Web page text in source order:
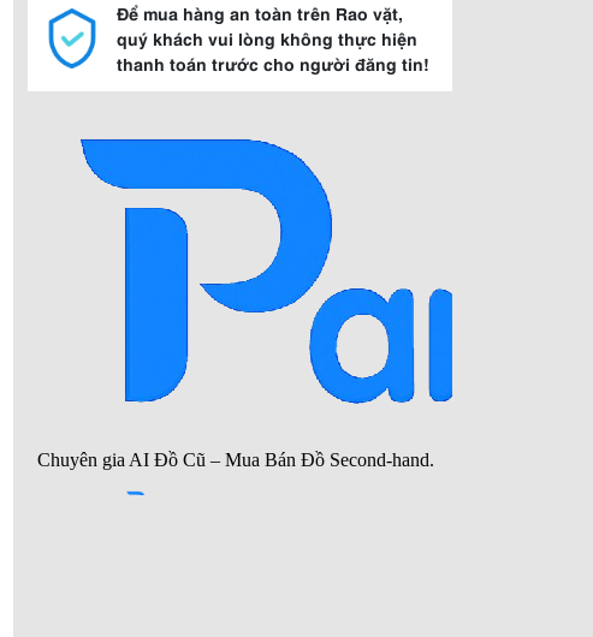
Để mua hàng an toàn trên Rao vặt,
quý khách vui lòng không thực hiện
thanh toán trước cho người đăng tin!